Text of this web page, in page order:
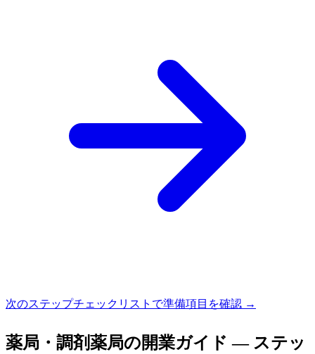
次のステップチェックリストで準備項目を確認 →
薬局・調剤薬局の開業ガイド — ステッ